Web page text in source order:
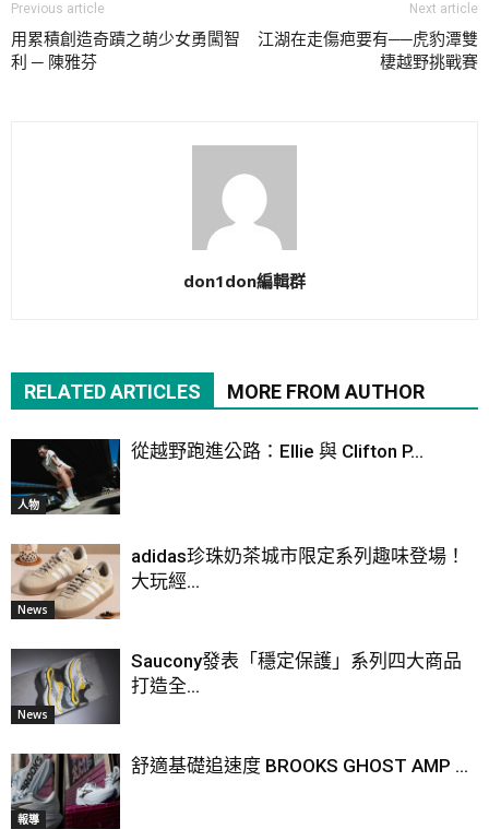
Previous article
用累積創造奇蹟之萌少女勇闖智
利 ─ 陳雅芬
Next article
江湖在走傷疤要有──虎豹潭雙
棲越野挑戰賽
don1don編輯群
RELATED ARTICLES MORE FROM AUTHOR
人物
從越野跑進公路：Ellie 與 Clifton P...
News
adidas珍珠奶茶城市限定系列趣味登場！
大玩經...
News
Saucony發表「穩定保護」系列四大商品
打造全...
報導
舒適基礎追速度 BROOKS GHOST AMP ...